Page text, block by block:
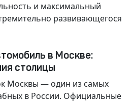
и максимальный
развивающегося
в Москве:
столицы
Москвы — один из самых
в России. Официальные